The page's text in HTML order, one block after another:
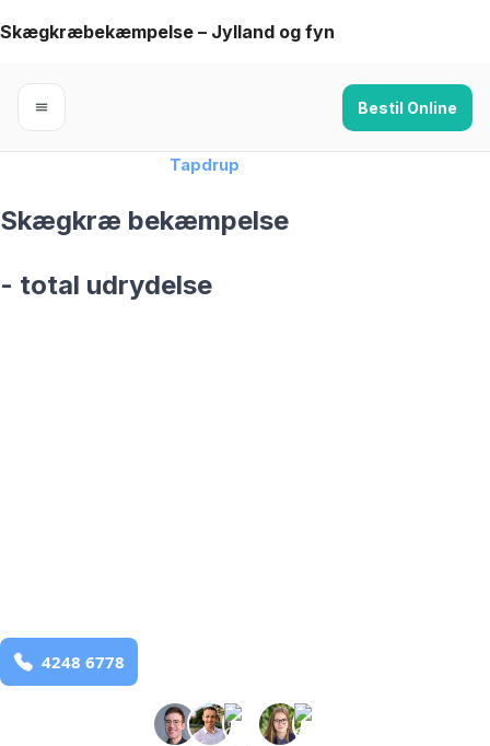
Skip
content
Skægkræbekæmpelse – Jylland og fyn
Bestil Online
Tapdrup
Skægkræ bekæmpelse
- total udrydelse